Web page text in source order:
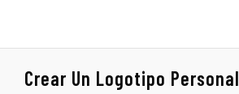
Crear Un Logotipo Personal